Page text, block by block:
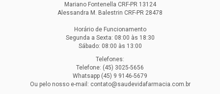
Mariano Fontenella CRF-PR 13124
Alessandra M. Balestrin CRF-PR 28478
Horário de Funcionamento
Segunda a Sexta: 08:00 às 18:30
Sábado: 08:00 às 13:00
Telefones:
Telefone: (45) 3025-5656
Whatsapp (45) 9 9146-5679
Ou pelo nosso e-mail: contato@saudevidafarmacia.com.br